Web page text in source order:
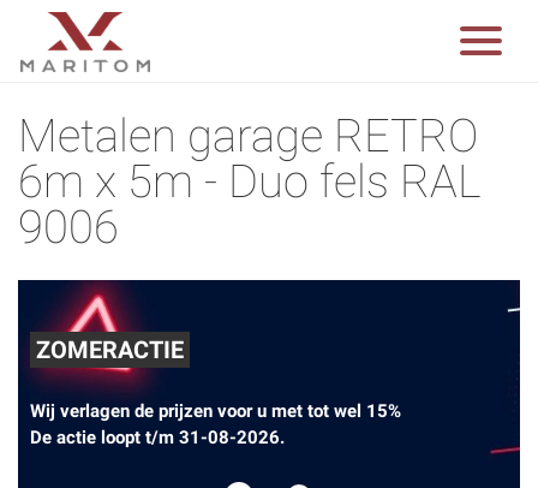
Metalen garage RETRO
6m x 5m - Duo fels RAL
9006
ZOMERACTIE
Wij verlagen de prijzen voor u met tot wel 15%
De actie loopt t/m 31-08-2026.